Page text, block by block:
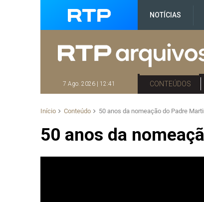
NOTÍCIAS
7 Ago. 2026 | 12:41 CONTEÚDOS
Início Conteúdo 50 anos da nomeação do Padre
50 anos da